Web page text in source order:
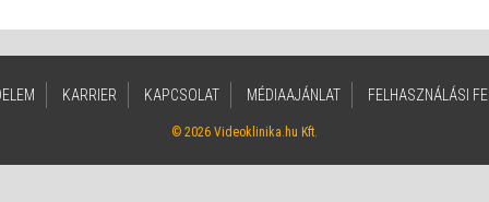
KARRIER KAPCSOLAT MÉDIAAJÁNLAT FELHASZNÁLÁSI
© 2026 Videoklinika.hu Kft.